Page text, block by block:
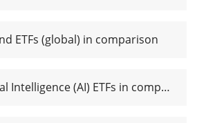
ETFs (global) in comparison
Artificial Intelligence (AI) ETFs in comparison